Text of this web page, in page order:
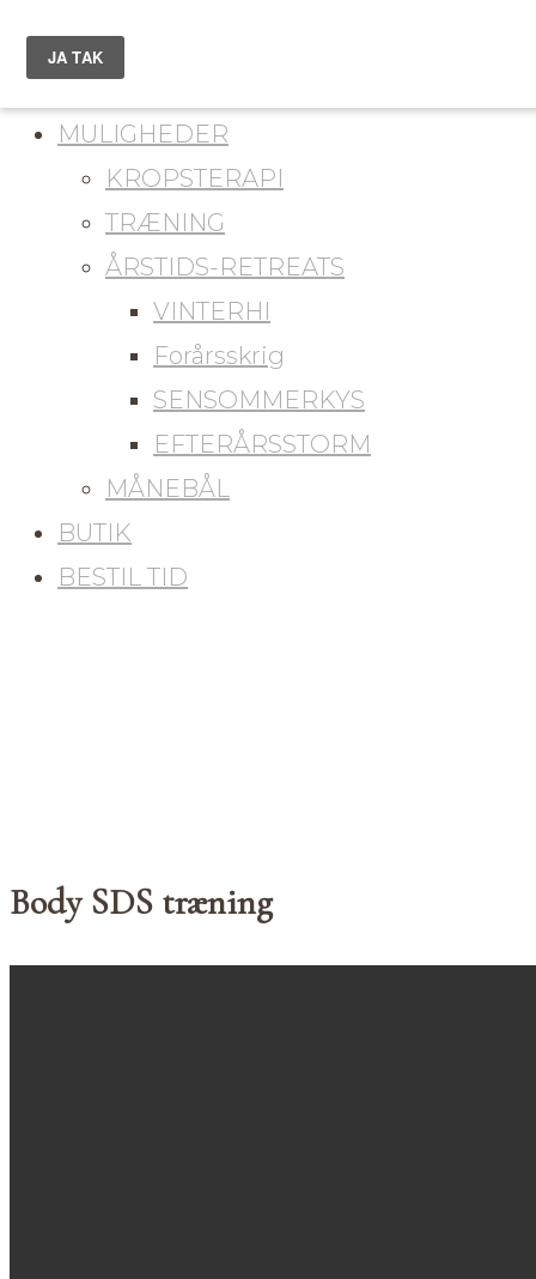
du er her
MULIGHEDER
KROPSTERAPI
TRÆNING
ÅRSTIDS-RETREATS
VINTERHI
Forårsskrig
SENSOMMERKYS
EFTERÅRSSTORM
MÅNEBÅL
BUTIK
BESTIL TID
Body SDS træning